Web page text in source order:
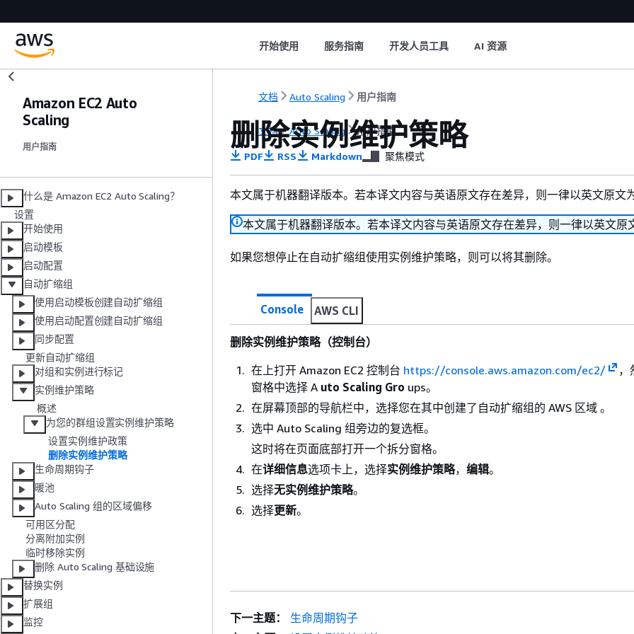
开始使用 服务指南 开发人员工具 AI 资源
Amazon EC2 Auto
Scaling
用户指南
什么是 Amazon EC2 Auto Scaling？
设置
开始使用
启动模板
启动配置
自动扩缩组
使用启动模板创建自动扩缩组
使用启动配置创建自动扩缩组
同步配置
更新自动扩缩组
对组和实例进行标记
实例维护策略
概述
为您的群组设置实例维护策略
设置实例维护政策
删除实例维护策略
生命周期钩子
暖池
Auto Scaling 组的区域偏移
可用区分配
分离附加实例
临时移除实例
删除 Auto Scaling 基础设施
替换实例
扩展组
监控
文档 Auto Scaling 用户指南
文档 Auto Scaling 用户指南
删除实例维护策略
PDF RSS Markdown 聚焦模式
本文属于机器翻译版本。若本译文内容与英语原文存在差异，则一律以英文原文为
本文属于机器翻译版本。若本译文内容与英语原文存在差异，则一律以英文原
如果您想停止在自动扩缩组使用实例维护策略，则可以将其删除。
Console AWS CLI
删除实例维护策略（控制台）
在上打开 Amazon EC2 控制台 https://console.aws.amazon.com/ec2/
，
窗格中选择 A uto Scaling Gro ups。
在屏幕顶部的导航栏中，选择您在其中创建了自动扩缩组的 AWS 区域 。
选中 Auto Scaling 组旁边的复选框。
这时将在页面底部打开一个拆分窗格。
在详细信息选项卡上，选择实例维护策略， 编辑。
选择无实例维护策略。
选择更新。
下一主题：
生命周期钩子